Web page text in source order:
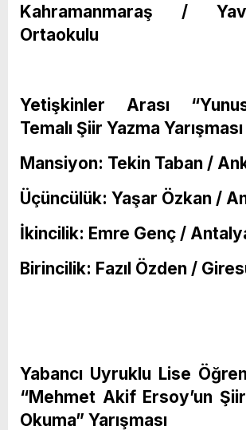
Kahramanmaraş /
Ortaokulu
Yetişkinler Arası
Temalı Şiir Yazma Yarışması
Mansiyon: Tekin Taban /
Üçüncülük: Yaşar Özkan /
İkincilik: Emre Genç /
Birincilik: Fazıl Özden /
Yabancı Uyruklu Lise
“Mehmet Akif Ersoy’un
Okuma” Yarışması